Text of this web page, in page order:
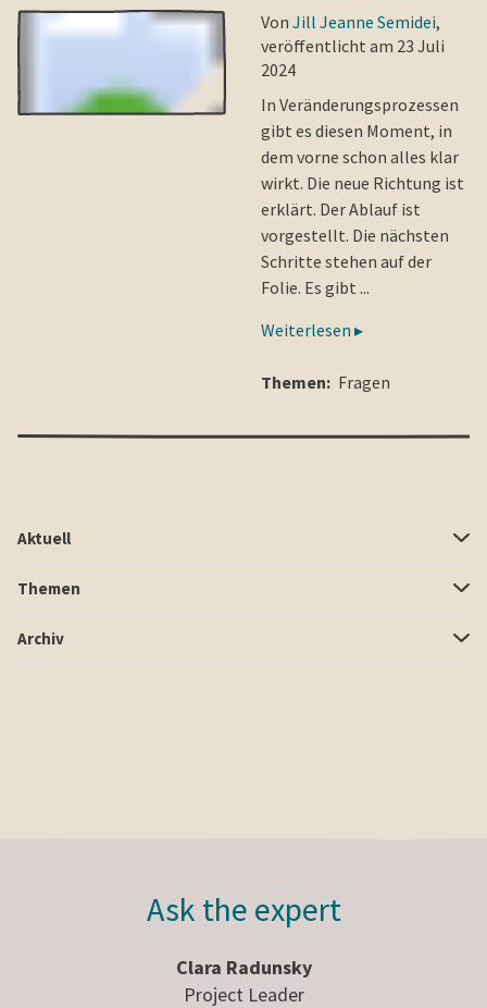
Von Jill Jeanne Semidei,
veröffentlicht am 23 Juli
2024
In Veränderungsprozessen
gibt es diesen Moment, in
dem vorne schon alles klar
wirkt. Die neue Richtung ist
erklärt. Der Ablauf ist
vorgestellt. Die nächsten
Schritte stehen auf der
Folie. Es gibt ...
Weiterlesen ▸
Themen: Fragen
Aktuell
Themen
Archiv
Ask the expert
Clara Radunsky
Project Leader